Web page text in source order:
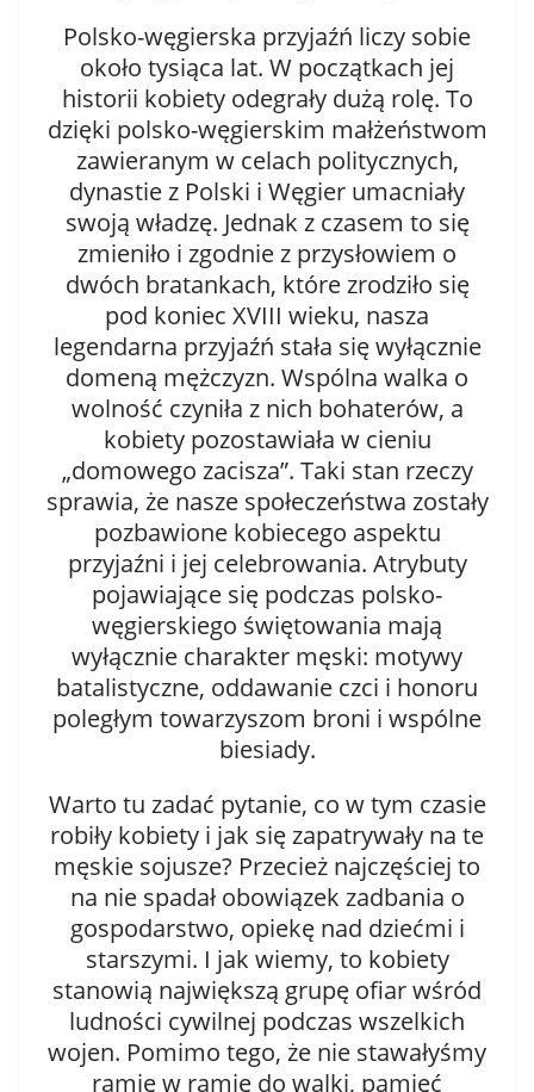
Polsko-węgierska przyjaźń liczy sobie
około tysiąca lat. W początkach jej
historii kobiety odegrały dużą rolę. To
dzięki polsko-węgierskim małżeństwom
zawieranym w celach politycznych,
dynastie z Polski i Węgier umacniały
swoją władzę. Jednak z czasem to się
zmieniło i zgodnie z przysłowiem o
dwóch bratankach, które zrodziło się
pod koniec XVIII wieku, nasza
legendarna przyjaźń stała się wyłącznie
domeną mężczyzn. Wspólna walka o
wolność czyniła z nich bohaterów, a
kobiety pozostawiała w cieniu
„domowego zacisza”. Taki stan rzeczy
sprawia, że nasze społeczeństwa zostały
pozbawione kobiecego aspektu
przyjaźni i jej celebrowania. Atrybuty
pojawiające się podczas polsko-
węgierskiego świętowania mają
wyłącznie charakter męski: motywy
batalistyczne, oddawanie czci i honoru
poległym towarzyszom broni i wspólne
biesiady.
Warto tu zadać pytanie, co w tym czasie
robiły kobiety i jak się zapatrywały na te
męskie sojusze? Przecież najczęściej to
na nie spadał obowiązek zadbania o
gospodarstwo, opiekę nad dziećmi i
starszymi. I jak wiemy, to kobiety
stanowią największą grupę ofiar wśród
ludności cywilnej podczas wszelkich
wojen. Pomimo tego, że nie stawałyśmy
ramię w ramię do walki, pamięć